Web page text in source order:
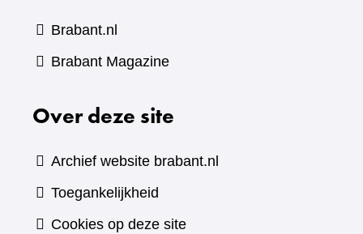
Brabant.nl
Brabant Magazine(verwijst
een
website)
Over deze site
Archief website brabant.nl
Toegankelijkheid
Cookies op deze site